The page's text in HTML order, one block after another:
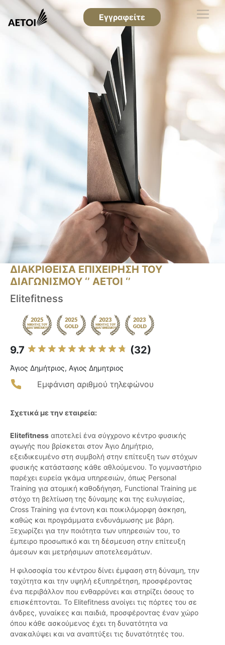
Εγγραφείτε
ΔΙΑΚΡΙΘΕΙΣΑ ΕΠΙΧΕΙΡΗΣΗ ΤΟΥ
ΔΙΑΓΩΝΙΣΜΟΥ ‘’ ΑΕΤΟΙ ‘’
Elitefitness
9.7 (32)
Άγιος Δημήτριος, Αγιος Δημητριος
Εμφάνιση αριθμού τηλεφώνου
Σχετικά με την εταιρεία:
Elitefitness αποτελεί ένα σύγχρονο κέντρο φυσικής
αγωγής που βρίσκεται στον Άγιο Δημήτριο,
εξειδικευμένο στη συμβολή στην επίτευξη των στόχων
φυσικής κατάστασης κάθε αθλούμενου. Το γυμναστήριο
παρέχει ευρεία γκάμα υπηρεσιών, όπως Personal
Training για ατομική καθοδήγηση, Functional Training με
στόχο τη βελτίωση της δύναμης και της ευλυγισίας,
Cross Training για έντονη και ποικιλόμορφη άσκηση,
καθώς και προγράμματα ενδυνάμωσης με βάρη.
Ξεχωρίζει για την ποιότητα των υπηρεσιών του, το
έμπειρο προσωπικό και τη δέσμευση στην επίτευξη
άμεσων και μετρήσιμων αποτελεσμάτων.
Η φιλοσοφία του κέντρου δίνει έμφαση στη δύναμη, την
ταχύτητα και την υψηλή εξυπηρέτηση, προσφέροντας
ένα περιβάλλον που ενθαρρύνει και στηρίζει όσους το
επισκέπτονται. Το Elitefitness ανοίγει τις πόρτες του σε
άνδρες, γυναίκες και παιδιά, προσφέροντας έναν χώρο
όπου κάθε ασκούμενος έχει τη δυνατότητα να
ανακαλύψει και να αναπτύξει τις δυνατότητές του.